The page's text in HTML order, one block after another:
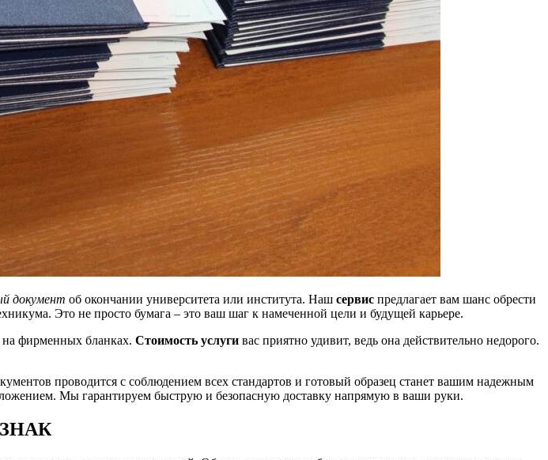
документ об окончании университета или института. Наш сервис предлагает вам шанс обрести
Это не просто бумага – это ваш шаг к намеченной цели и будущей карьере.
фирменных бланках. Стоимость услуги вас приятно удивит, ведь она действительно недорого.
проводится с соблюдением всех стандартов и готовый образец станет вашим надежным
Мы гарантируем быструю и безопасную доставку напрямую в ваши руки.